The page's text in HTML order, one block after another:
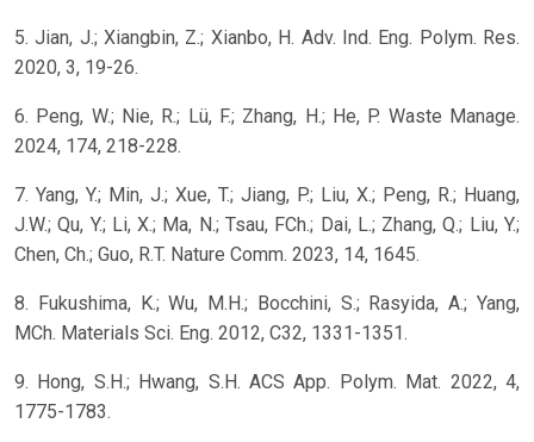
5. Jian, J.; Xiangbin, Z.; Xianbo, H. Adv. Ind. Eng. Polym. Res.
2020, 3, 19-26.
6. Peng, W.; Nie, R.; Lü, F.; Zhang, H.; He, P. Waste Manage.
2024, 174, 218-228.
7. Yang, Y.; Min, J.; Xue, T.; Jiang, P.; Liu, X.; Peng, R.; Huang,
J.W.; Qu, Y.; Li, X.; Ma, N.; Tsau, FCh.; Dai, L.; Zhang, Q.; Liu, Y.;
Chen, Ch.; Guo, R.T. Nature Comm. 2023, 14, 1645.
8. Fukushima, K.; Wu, M.H.; Bocchini, S.; Rasyida, A.; Yang,
MCh. Materials Sci. Eng. 2012, C32, 1331-1351.
9. Hong, S.H.; Hwang, S.H. ACS App. Polym. Mat. 2022, 4,
1775-1783.